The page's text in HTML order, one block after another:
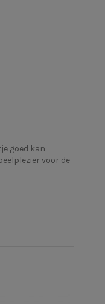
goed kan
voor de